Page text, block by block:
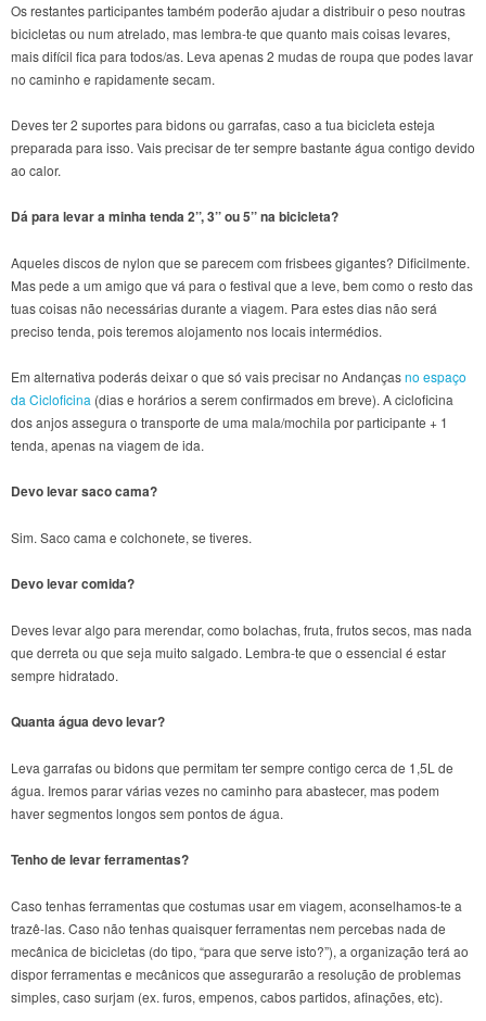
Os restantes participantes também poderão ajudar a distribuir o peso noutras
bicicletas ou num atrelado, mas lembra-te que quanto mais coisas levares,
mais difícil fica para todos/as. Leva apenas 2 mudas de roupa que podes lavar
no caminho e rapidamente secam.
Deves ter 2 suportes para bidons ou garrafas, caso a tua bicicleta esteja
preparada para isso. Vais precisar de ter sempre bastante água contigo devido
ao calor.
Dá para levar a minha tenda 2’’, 3’’ ou 5’’ na bicicleta?
Aqueles discos de nylon que se parecem com frisbees gigantes? Dificilmente.
Mas pede a um amigo que vá para o festival que a leve, bem como o resto das
tuas coisas não necessárias durante a viagem. Para estes dias não será
preciso tenda, pois teremos alojamento nos locais intermédios.
Em alternativa poderás deixar o que só vais precisar no Andançasno espaço
da Cicloficina (dias e horários a serem confirmados em breve). A cicloficina
dos anjos assegura o transporte de uma mala/mochila por participante + 1
tenda, apenas na viagem de ida.
Devo levar saco cama?
Sim. Saco cama e colchonete, se tiveres.
Devo levar comida?
Deves levar algo para merendar, como bolachas, fruta, frutos secos, mas nada
que derreta ou que seja muito salgado. Lembra-te que o essencial é estar
sempre hidratado.
Quanta água devo levar?
Leva garrafas ou bidons que permitam ter sempre contigo cerca de 1,5L de
água. Iremos parar várias vezes no caminho para abastecer, mas podem
haver segmentos longos sem pontos de água.
Tenho de levar ferramentas?
Caso tenhas ferramentas que costumas usar em viagem, aconselhamos-te a
trazê-las. Caso não tenhas quaisquer ferramentas nem percebas nada de
mecânica de bicicletas (do tipo, “para que serve isto?”), a organização terá ao
dispor ferramentas e mecânicos que assegurarão a resolução de problemas
simples, caso surjam (ex. furos, empenos, cabos partidos, afinações, etc).